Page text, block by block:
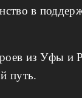
в
из Уфы
путь.